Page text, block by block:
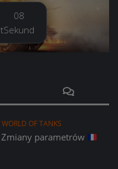
09
Sekund
WORLD OF TANKS
parametrów